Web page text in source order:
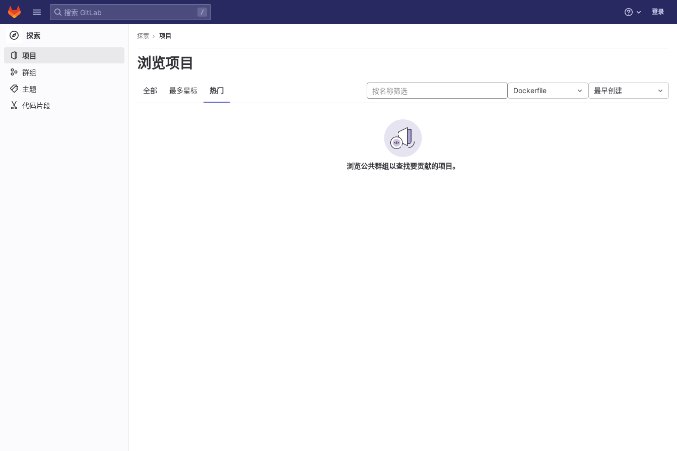
Skip to content
GitLab
/ 帮助 登录
探索
项目
群组
主题
代码片段
探索 项目
浏览项目
全部 最多星标 热门 Dockerfile 最早创建
浏览公共群组以查找要贡献的项目。